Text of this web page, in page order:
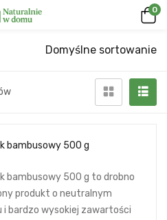
0
Domyślne sortowanie
bambusowy 500 g
bambusowy 500 g to drobno
produkt o neutralnym
i bardzo wysokiej zawartości